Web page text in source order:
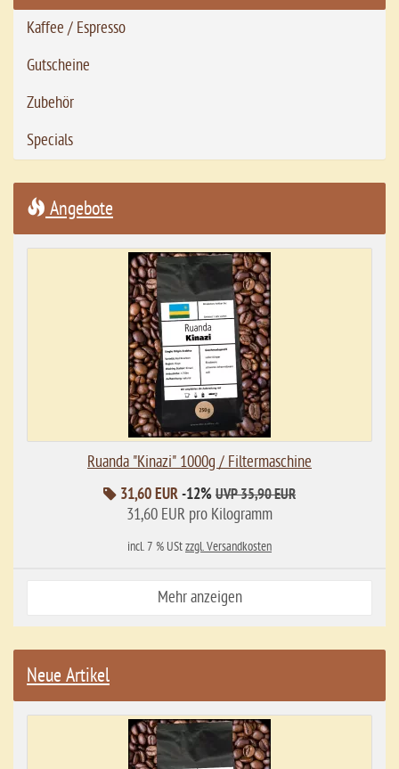
Kaffee / Espresso
Gutscheine
Zubehör
Specials
Angebote
Ruanda "Kinazi" 1000g / Filtermaschine
31,60 EUR-12% UVP 35,90 EUR
31,60 EUR pro Kilogramm
incl. 7 % UStzzgl. Versandkosten
Mehr anzeigen
Neue Artikel